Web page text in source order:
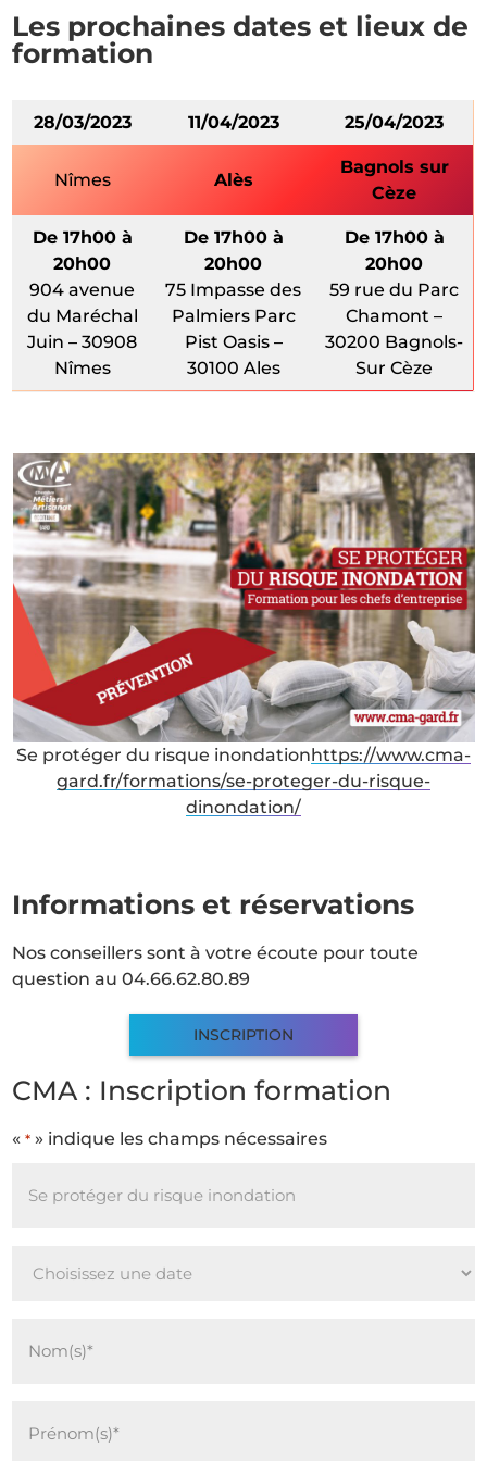
Les prochaines dates et lieux de
formation
28/03/2023 11/04/2023 25/04/2023
Nîmes Alès
Bagnols sur
Cèze
De 17h00 à
20h00
904 avenue
du Maréchal
Juin – 30908
Nîmes
De 17h00 à
20h00
75 Impasse des
Palmiers Parc
Pist Oasis –
30100 Ales
De 17h00 à
20h00
59 rue du Parc
Chamont –
30200 Bagnols-
Sur Cèze
Se protéger du risque inondationhttps://www.cma-
gard.fr/formations/se-proteger-du-risque-
dinondation/
Informations et réservations
Nos conseillers sont à votre écoute pour toute
question au 04.66.62.80.89
INSCRIPTION
CMA : Inscription formation
«* » indique les champs nécessaires